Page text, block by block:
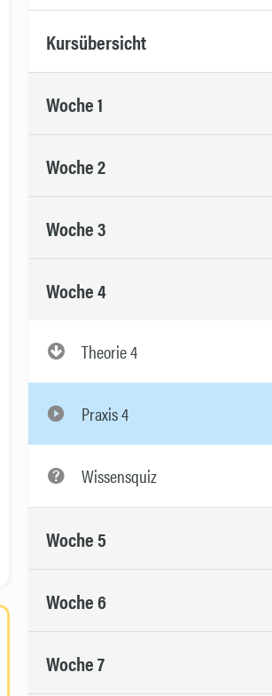
Kursübersicht
Woche 1
Woche 2
Woche 3
Woche 4
Theorie 4
Praxis 4
Wissensquiz
Woche 5
Woche 6
Woche 7